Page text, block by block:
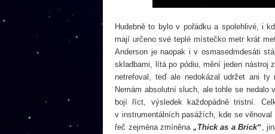
Hudebně to bylo v pořádku a spolehlivé, i
mají určeno své teplé místečko metr krát
Anderson je naopak i v osmasedmdesáti
skladbami, lítá po pódiu, mění jeden nástroj
netrefoval, teď ale nedokázal udržet ani ty
Nemám absolutní sluch, ale tohle se
bojí říct, výsledek každopádně tristní.
v instrumentálních pasážích, kde se
řeč zejména zmíněna„Thick as a Brick“,